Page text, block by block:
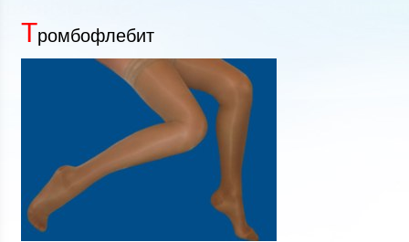
Тромбофлебит